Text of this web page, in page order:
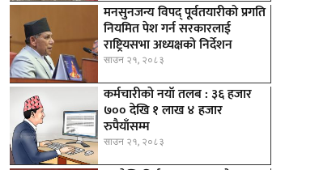
मनसुनजन्य विपद् पूर्वतयारीको प्रगति
नियमित पेश गर्न सरकारलाई
राष्ट्रियसभा अध्यक्षको निर्देशन
साउन २१, २०८३
कर्मचारीकाे नयाँ तलब : ३६ हजार
७०० देखि १ लाख ४ हजार
रुपैयाँसम्म
साउन २१, २०८३